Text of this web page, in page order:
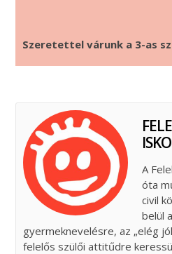
Szeretettel várunk a 3-as
A
óta
civil
belül
gyermeknevelésre, az „elég
felelős szülői attitűdre